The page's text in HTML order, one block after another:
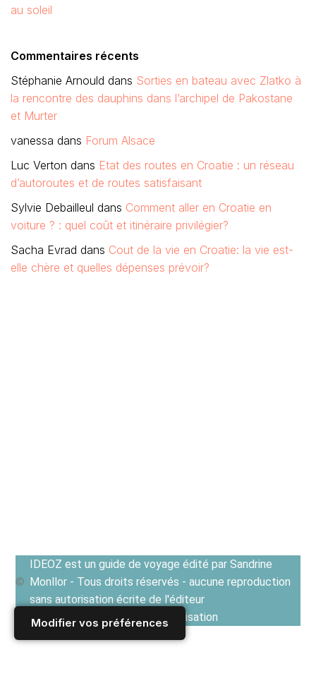
Modifier vos préférences
au soleil
Commentaires récents
Stéphanie Arnould dans Sorties en bateau avec Zlatko à
la rencontre des dauphins dans l’archipel de Pakostane
et Murter
vanessa dans Forum Alsace
Luc Verton dans Etat des routes en Croatie : un réseau
d’autoroutes et de routes satisfaisant
Sylvie Debailleul dans Comment aller en Croatie en
voiture ? : quel coût et itinéraire privilégier?
Sacha Evrad dans Cout de la vie en Croatie: la vie est-
elle chère et quelles dépenses prévoir?
IDEOZ est un guide de voyage édité par Sandrine
Monllor - Tous droits réservés - aucune reproduction
sans autorisation écrite de l'éditeur
Voir les Conditions générales d'utilisation